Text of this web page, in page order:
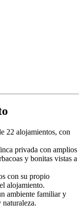
22 alojamientos, con
privada con amplios
y bonitas vistas a
con su propio
alojamiento.
ambiente familiar y